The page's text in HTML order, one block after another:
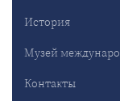
История
Музей
Контакты